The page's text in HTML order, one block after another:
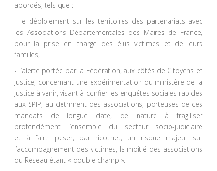
abordés, tels que :
- le déploiement sur les territoires des partenariats avec
les Associations Départementales des Maires de France,
pour la prise en charge des élus victimes et de leurs
familles,
- l’alerte portée par la Fédération, aux côtés de Citoyens et
Justice, concernant une expérimentation du ministère de la
Justice à venir, visant à confier les enquêtes sociales rapides
aux SPIP, au détriment des associations, porteuses de ces
mandats de longue date, de nature à fragiliser
profondément l’ensemble du secteur socio-judiciaire
et à faire peser, par ricochet, un risque majeur sur
l’accompagnement des victimes, la moitié des associations
du Réseau étant « double champ ».